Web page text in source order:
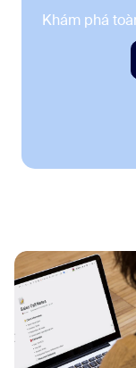
Khám phá